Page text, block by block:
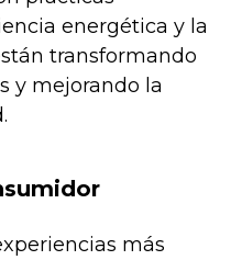
energética y la
transformando
y mejorando la
más